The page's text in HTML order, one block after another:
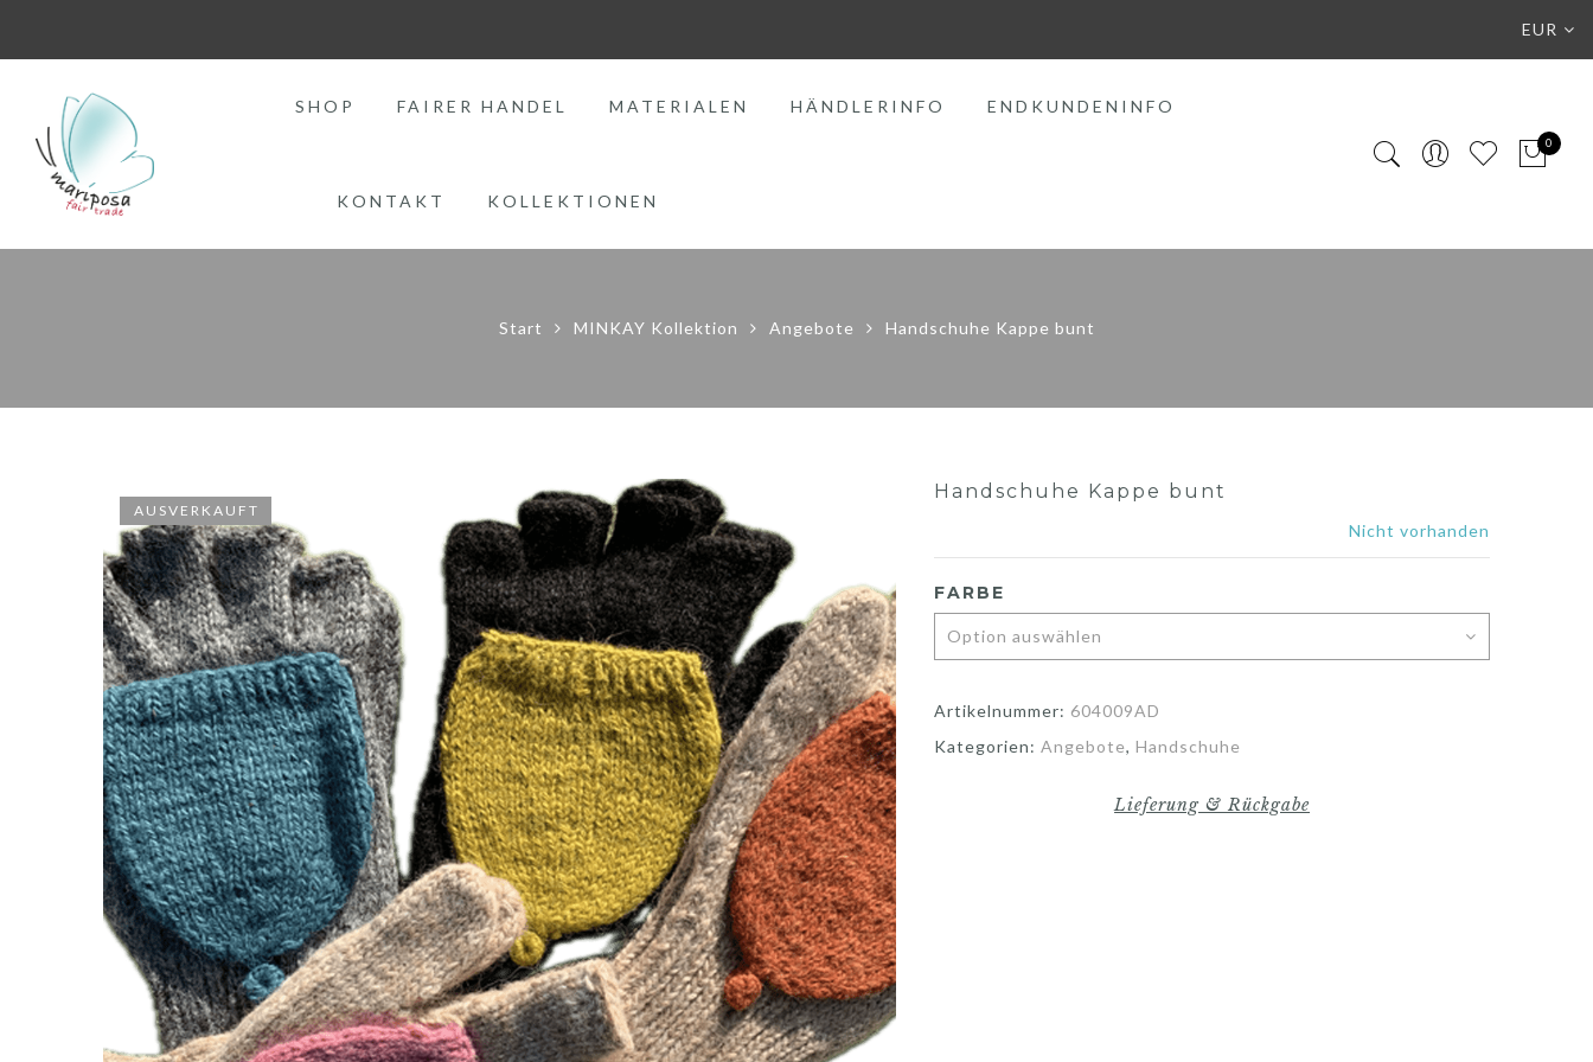
EUR
SHOP FAIRER HANDEL MATERIALEN HÄNDLERINFO ENDKUNDENINFO
KONTAKT KOLLEKTIONEN
0
Start MINKAY Kollektion Angebote Handschuhe Kappe bunt
AUSVERKAUFT
Handschuhe Kappe bunt
Nicht vorhanden
FARBE
Artikelnummer: 604009AD
Kategorien:Angebote,Handschuhe
Lieferung & Rückgabe